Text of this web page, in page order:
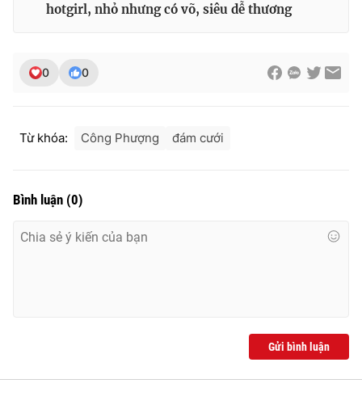
hotgirl, nhỏ nhưng có võ, siêu dễ thương
0 0
Từ khóa: Công Phượng đám cưới
Bình luận (0)
Gửi bình luận